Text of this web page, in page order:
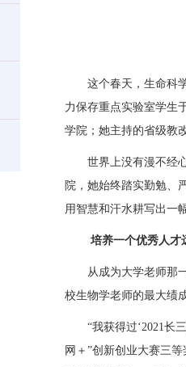
这个春天，生命科
力保存重点实验室学生
学院；她主持的省级教
世界上没有漫不经
院，她始终踏实勤勉、
用智慧和汗水耕写出一
培养一个优秀人才
从成为大学老师那
校生物学老师的最大绩
“我获得过‘2021长
网＋”创新创业大赛三